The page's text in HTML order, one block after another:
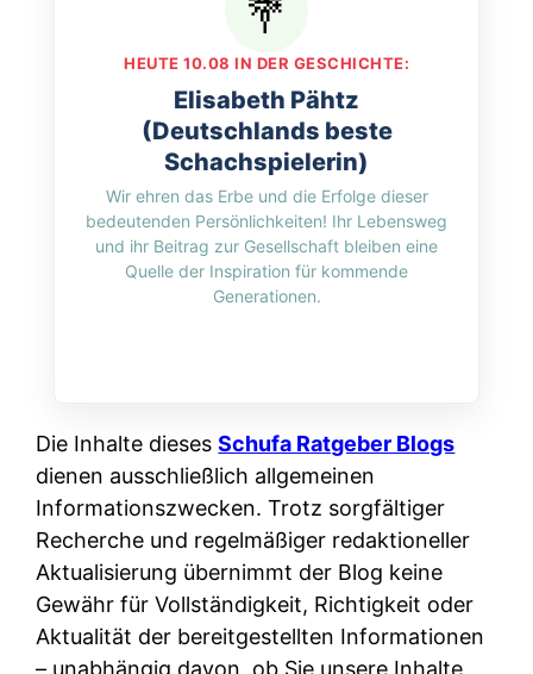
w
r
k
l
r
f
n
k
t
r
e
n
r
u
s
s
O
l
i
n
s
i
s
t
w
i
r
k
M
t
s
:
W
e
r
S
c
h
u
t
z
HEUTE 10.08 IN DER GESCHICHTE:
Elisabeth Pähtz
(Deutschlands beste
Schachspielerin)
Wir ehren das Erbe und die Erfolge dieser
bedeutenden Persönlichkeiten! Ihr Lebensweg
und ihr Beitrag zur Gesellschaft bleiben eine
Quelle der Inspiration für kommende
Generationen.
Die Inhalte diesesSchufa Ratgeber Blogs
dienen ausschließlich allgemeinen
Informationszwecken. Trotz sorgfältiger
Recherche und regelmäßiger redaktioneller
Aktualisierung übernimmt der Blog keine
Gewähr für Vollständigkeit, Richtigkeit oder
Aktualität der bereitgestellten Informationen
– unabhängig davon, ob Sie unsere Inhalte